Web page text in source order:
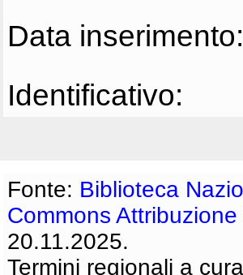
Data inserimento:
Identificativo:
Fonte: Biblioteca
Commons Attribuzione
20.11.2025.
Termini regionali a